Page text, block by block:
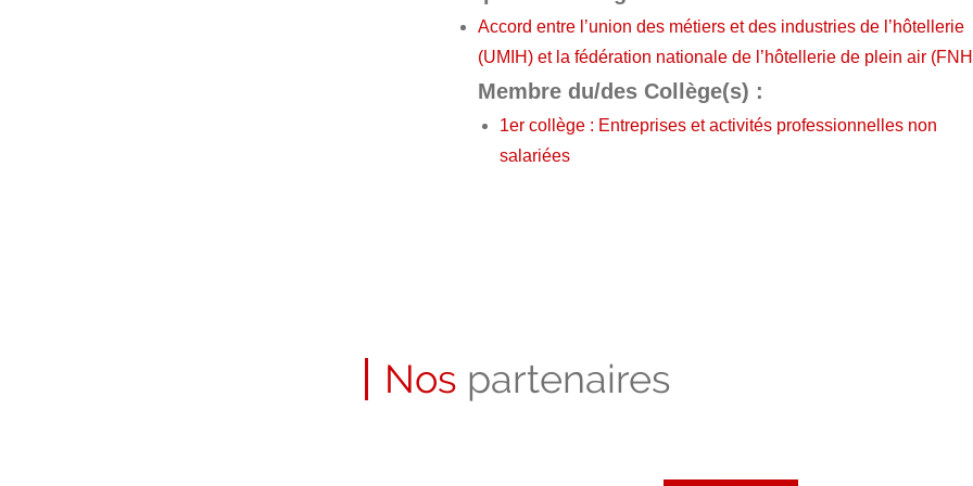
Accord entre l’union des métiers et des industries de l’hôtellerie
(UMIH) et la fédération nationale de l’hôtellerie de plein air
Membre du/des Collège(s) :
1er collège : Entreprises et activités professionnelles non
salariées
Nos partenaires